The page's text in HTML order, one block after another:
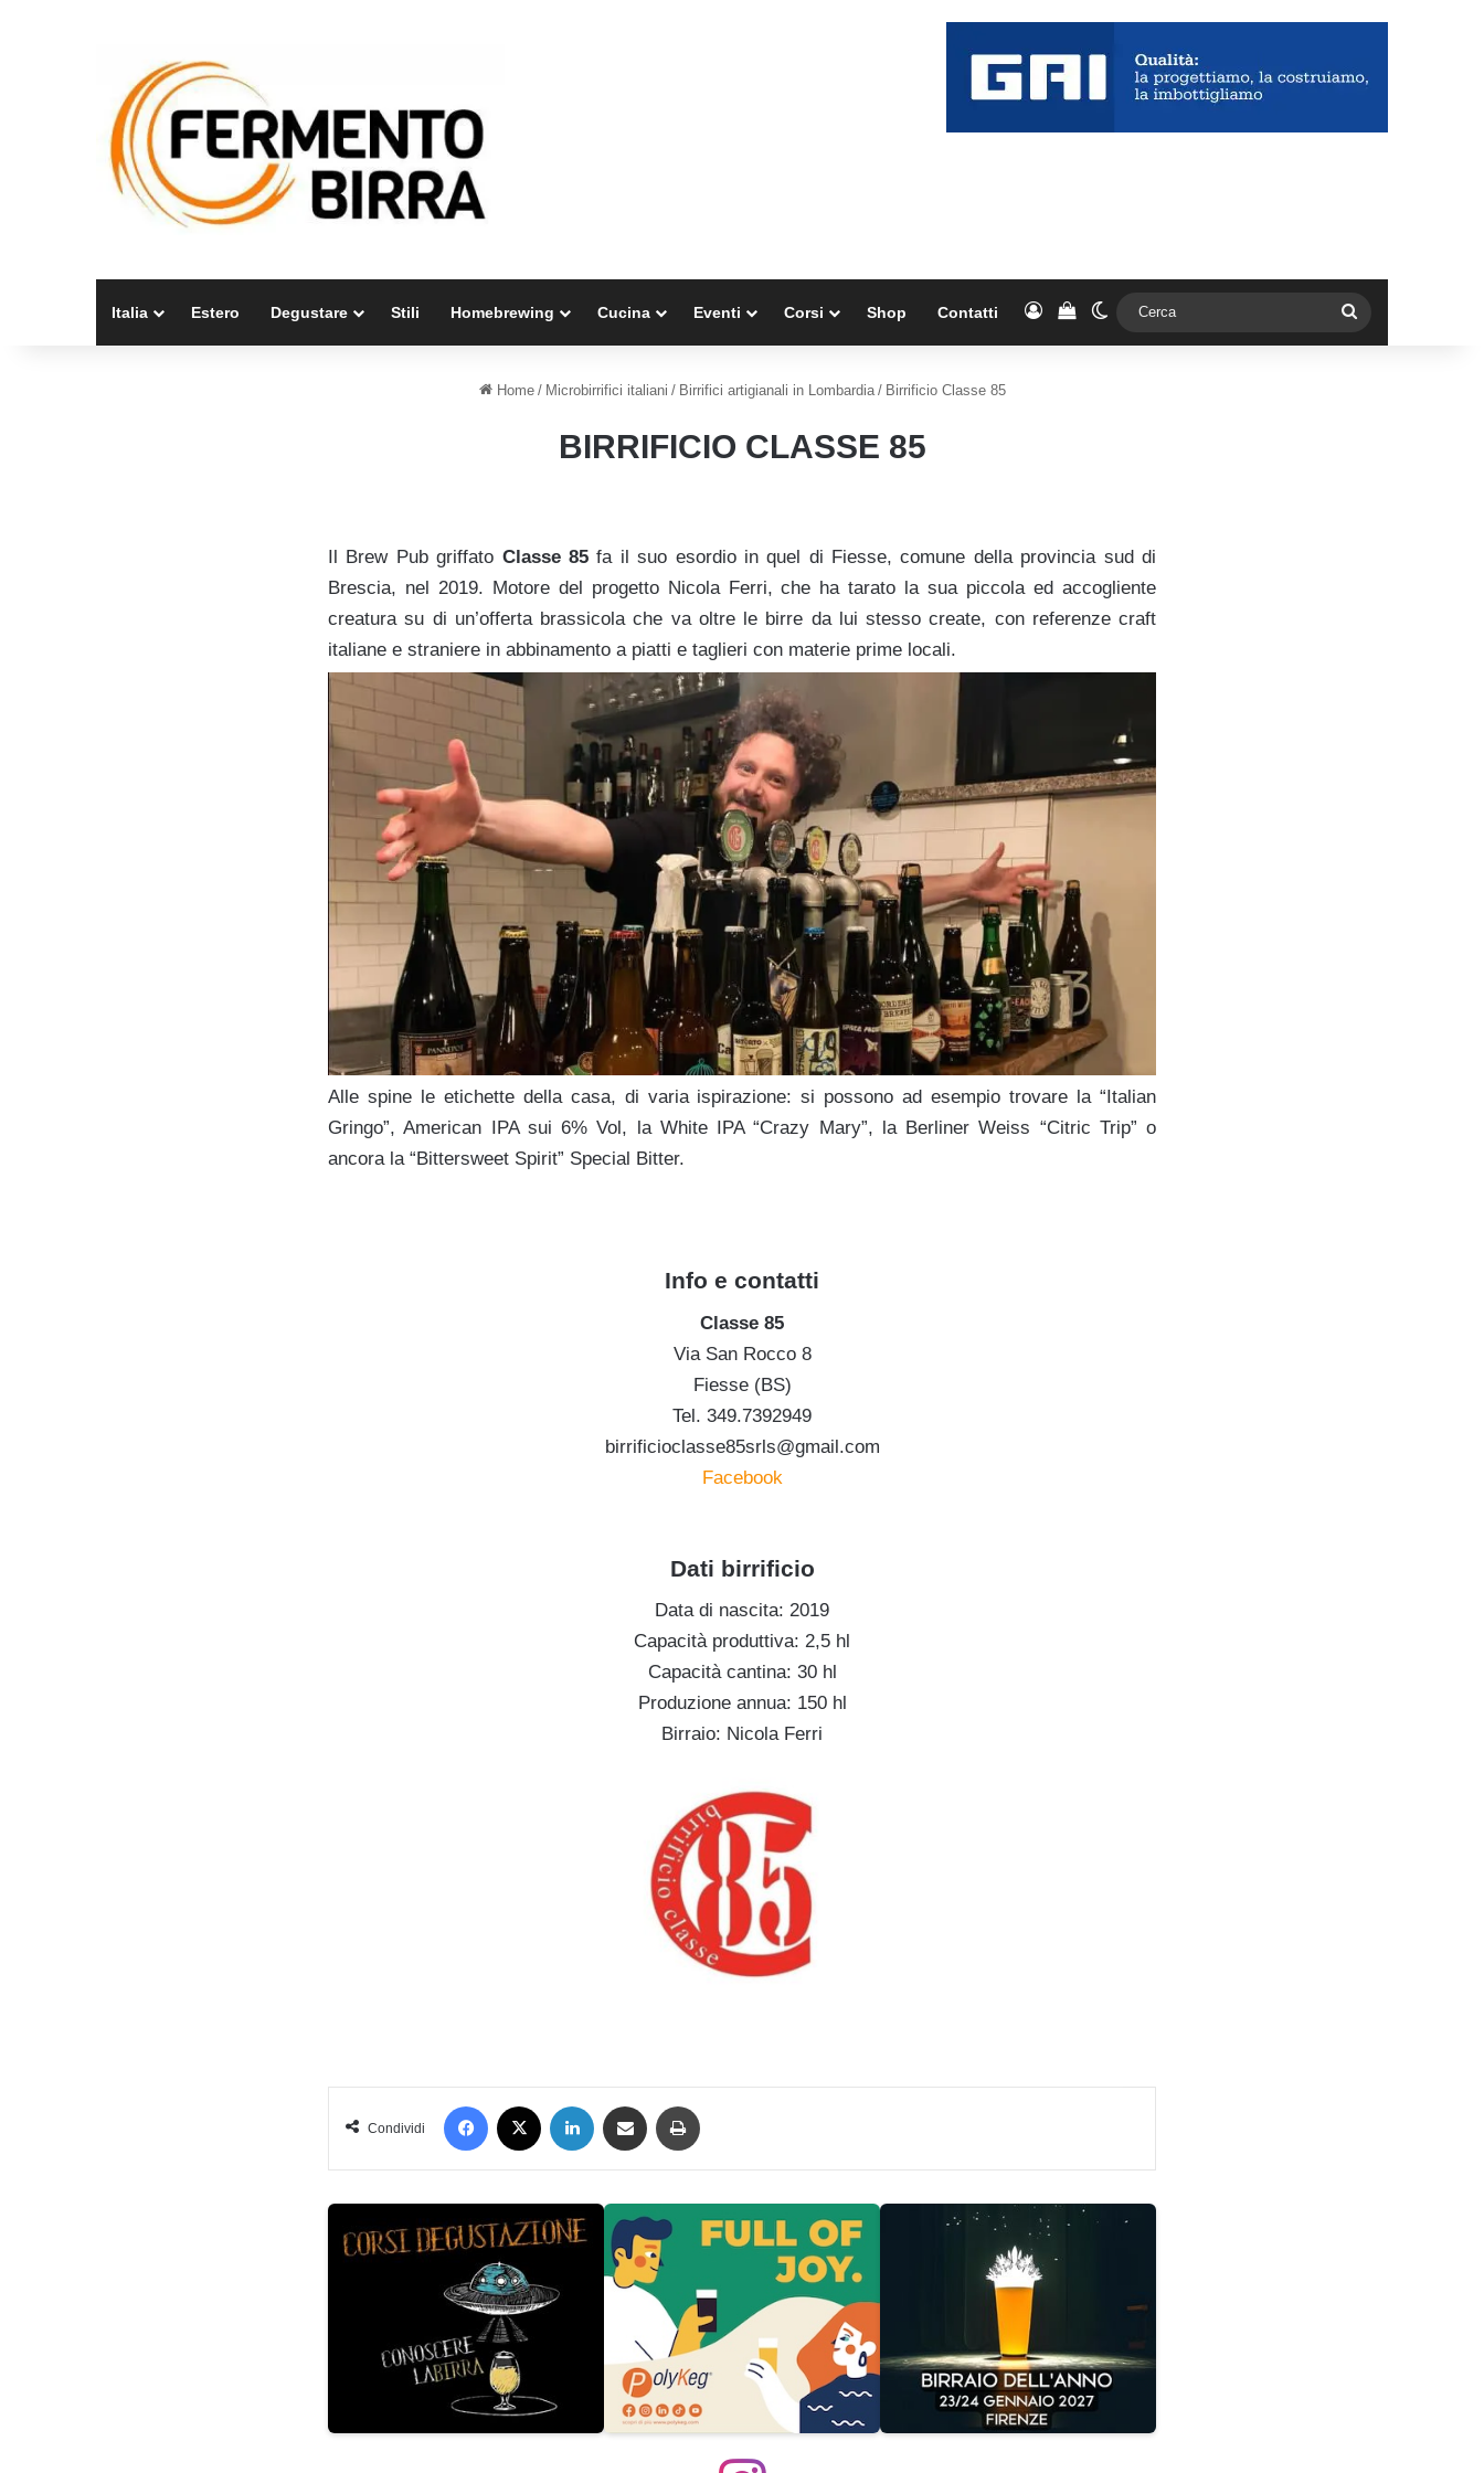
Italia Estero Degustare Stili Homebrewing Cucina Eventi Corsi Shop Contatti AccediVedi il carrello
Cambia aspetto
Home / Microbirrifici italiani / Birrifici artigianali in Lombardia / Birrificio Classe 85
BIRRIFICIO CLASSE 85
Il Brew Pub griffato Classe 85fa il suo esordio in quel di Fiesse, comune della provincia sud di
Brescia, nel 2019. Motore del progetto Nicola Ferri, che ha tarato la sua piccola ed accogliente
creatura su di un’offerta brassicola che va oltre le birre da lui stesso create, con referenze craft
italiane e straniere in abbinamento a piatti e taglieri con materie prime locali.
Alle spine le etichette della casa, di varia ispirazione: si possono ad esempio trovare la “Italian
Gringo”, American IPA sui 6% Vol, la White IPA “Crazy Mary”, la Berliner Weiss “Citric Trip” o
ancora la “Bittersweet Spirit” Special Bitter.
Info e contatti
Classe 85
Via San Rocco 8
Fiesse (BS)
Tel. 349.7392949
birrificioclasse85srls@gmail.com
Facebook
Dati birrificio
Data di nascita: 2019
Capacità produttiva: 2,5 hl
Capacità cantina: 30 hl
Produzione annua: 150 hl
Birraio: Nicola Ferri
Condividi
Facebook LinkedIn Condividi via mail